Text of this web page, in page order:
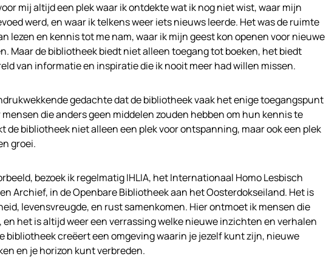
mij altijd een plek waar ik ontdekte wat ik nog niet wist, waar mijn
werd, en waar ik telkens weer iets nieuws leerde. Het was de ruimte
lezen en kennis tot me nam, waar ik mijn geest kon openen voor nieuwe
Maar de bibliotheek biedt niet alleen toegang tot boeken, het biedt
van informatie en inspiratie die ik nooit meer had willen missen.
gedachte dat de bibliotheek vaak het enige toegangspunt
die anders geen middelen zouden hebben om hun kennis te
de bibliotheek niet alleen een plek voor ontspanning, maar ook een plek
groei.
bezoek ik regelmatig IHLIA, het Internationaal Homo Lesbisch
Archief, in de Openbare Bibliotheek aan het Oosterdokseiland. Het is
levensvreugde, en rust samenkomen. Hier ontmoet ik mensen die
en het is altijd weer een verrassing welke nieuwe inzichten en verhalen
bibliotheek creëert een omgeving waarin je jezelf kunt zijn, nieuwe
en je horizon kunt verbreden.